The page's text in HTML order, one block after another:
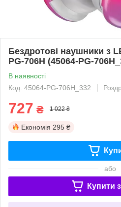
Бездротові наушники з
PG-706H (45064-PG-
В наявності
Код: 45064-PG-706H_332
727 ₴ 1 022 ₴
Економія 295 ₴
або
Купити з